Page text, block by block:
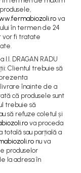
va
în termen de 24
vor fi tratate
DRAGAN RADU
Clientul trebuie să
înainte de a
că produsele sunt
trebuie să
să refuze coletul și
va proceda
totală sau parțială a
nu va
produselor
la adresa în